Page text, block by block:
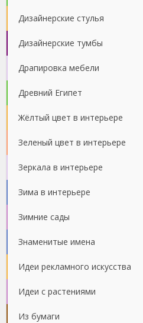
Дизайнерские стулья
Дизайнерские тумбы
Драпировка мебели
Древний Египет
Жёлтый цвет в интерьере
Зеленый цвет в интерьере
Зеркала в интерьере
Зима в интерьере
Зимние сады
Знаменитые имена
Идеи рекламного искусства
Идеи с растениями
Из бумаги